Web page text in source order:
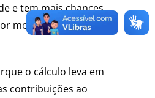
e tem mais chances
melhor de benefício”,
o cálculo leva em
contribuições ao